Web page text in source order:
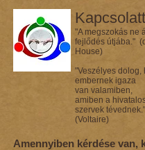
"A megszokás ne
fejlődés útjába."
House)
"Veszélyes dolog,
embernek igaza
van valamiben,
amiben a
szervek tévednek."
(Voltaire)
Amennyiben kérdése van,